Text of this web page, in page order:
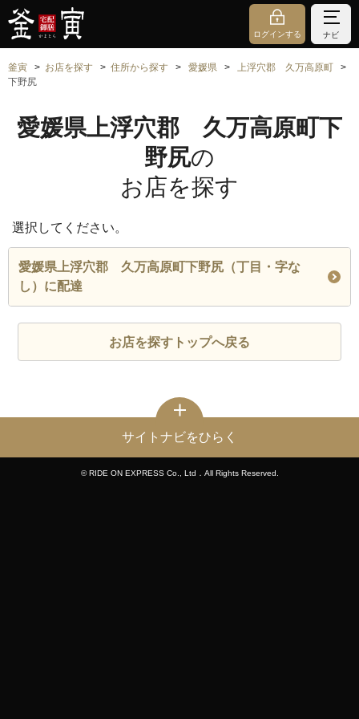
ログインする ナビ
釜寅 お店を探す 住所から探す 愛媛県
上浮穴郡 久万高原町
下野尻
愛媛県上浮穴郡 久万高原町下
野尻の
お店を探す
選択してください。
愛媛県上浮穴郡 久万高原町下野尻（丁目・字な
し）に配達
お店を探すトップへ戻る
サイトナビをひらく
© RIDE ON EXPRESS Co., Ltd．All Rights Reserved.